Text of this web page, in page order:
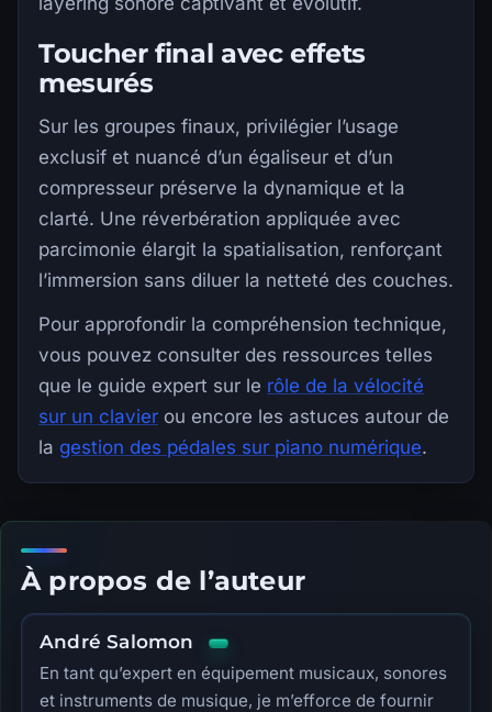
Toucher final avec effets
mesurés
Sur les groupes finaux, privilégier l’usage
exclusif et nuancé d’un égaliseur et d’un
compresseur préserve la dynamique et la
clarté. Une réverbération appliquée avec
parcimonie élargit la spatialisation, renforçant
l’immersion sans diluer la netteté des couches.
Pour approfondir la compréhension technique,
vous pouvez consulter des ressources telles
que le guide expert sur le rôle de la vélocité
sur un clavier ou encore les astuces autour de
la gestion des pédales sur piano numérique.
À propos de l’auteur
André Salomon
En tant qu’expert en équipement musicaux, sonores
et instruments de musique, je m’efforce de fournir